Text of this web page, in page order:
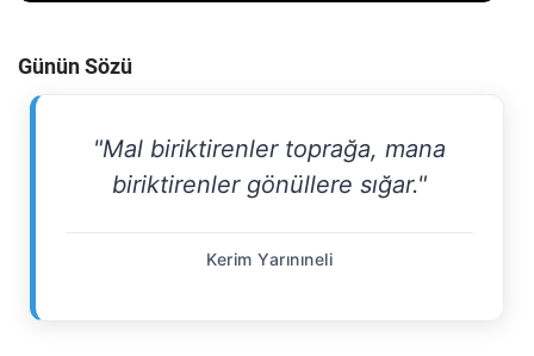
Günün Sözü
"Mal biriktirenler toprağa, mana
biriktirenler gönüllere sığar."
Kerim Yarınıneli